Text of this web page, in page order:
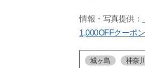
情報・写真提供：
1,000OFFクーポ
城ヶ島 神奈川